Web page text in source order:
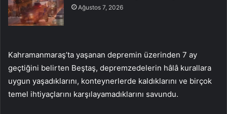
Ağustos 7, 2026
Kahramanmaraş’ta yaşanan depremin üzerinden 7 ay
geçtiğini belirten Beştaş, depremzedelerin hâlâ kurallara
uygun yaşadıklarını, konteynerlerde kaldıklarını ve birçok
temel ihtiyaçlarını karşılayamadıklarını savundu.